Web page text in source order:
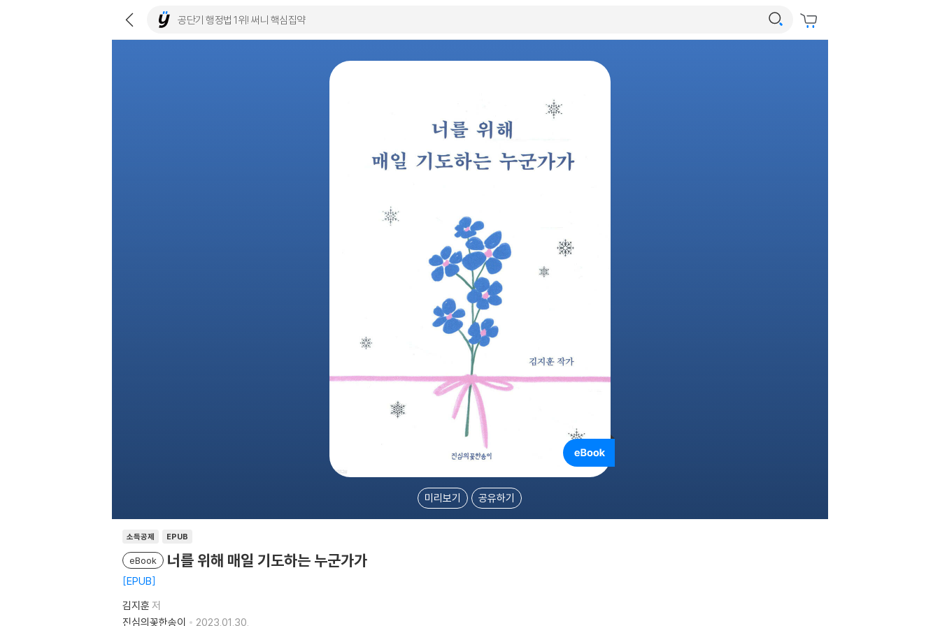
미리보기 공유하기
소득공제 EPUB
eBook 너를 위해 매일 기도하는 누군가가
EPUB
김지훈 저
진심의꽃한송이
2023.01.30.